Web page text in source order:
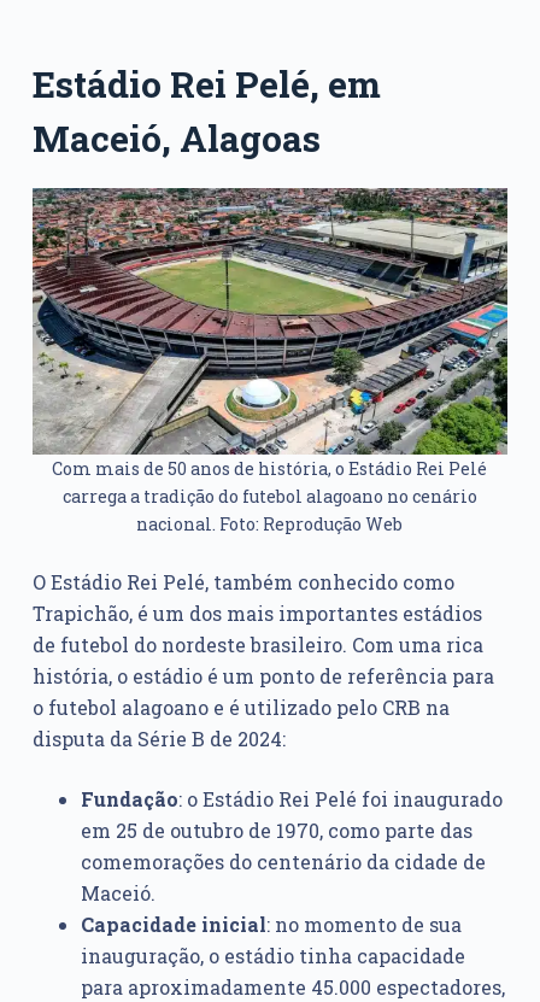
Estádio Rei Pelé, em
Maceió, Alagoas
Com mais de 50 anos de história, o Estádio Rei Pelé
carrega a tradição do futebol alagoano no cenário
nacional. Foto: Reprodução Web
O Estádio Rei Pelé, também conhecido como
Trapichão, é um dos mais importantes estádios
de futebol do nordeste brasileiro. Com uma rica
história, o estádio é um ponto de referência para
o futebol alagoano e é utilizado pelo CRB na
disputa da Série B de 2024:
Fundação: o Estádio Rei Pelé foi inaugurado
em 25 de outubro de 1970, como parte das
comemorações do centenário da cidade de
Maceió.
Capacidade inicial: no momento de sua
inauguração, o estádio tinha capacidade
para aproximadamente 45.000 espectadores,